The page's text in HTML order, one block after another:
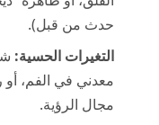
حدث من قبل).
التغيرات الحسية:
معدني في الفم،
مجال الرؤية.